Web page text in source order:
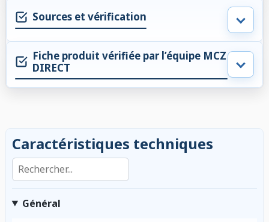
Sources et vérification
Fiche produit vérifiée par l’équipe MCZ
DIRECT
Caractéristiques techniques
Rechercher dans les caractéristiques
Général